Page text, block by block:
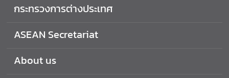
o
n
c
t
กระทรวงการต่างประเทศ
ASEAN Secretariat
About us